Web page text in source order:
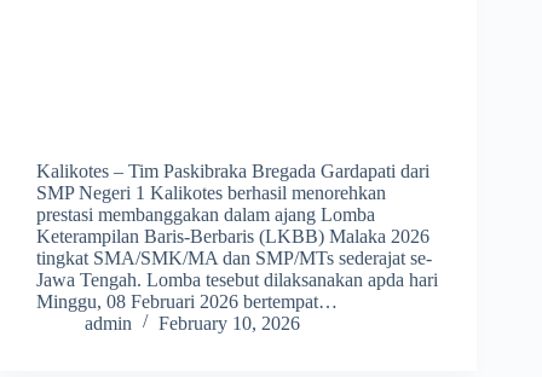
Kalikotes – Tim Paskibraka Bregada Gardapati dari
SMP Negeri 1 Kalikotes berhasil menorehkan
prestasi membanggakan dalam ajang Lomba
Keterampilan Baris-Berbaris (LKBB) Malaka 2026
tingkat SMA/SMK/MA dan SMP/MTs sederajat se-
Jawa Tengah. Lomba tesebut dilaksanakan apda hari
Minggu, 08 Februari 2026 bertempat…
admin
February 10, 2026